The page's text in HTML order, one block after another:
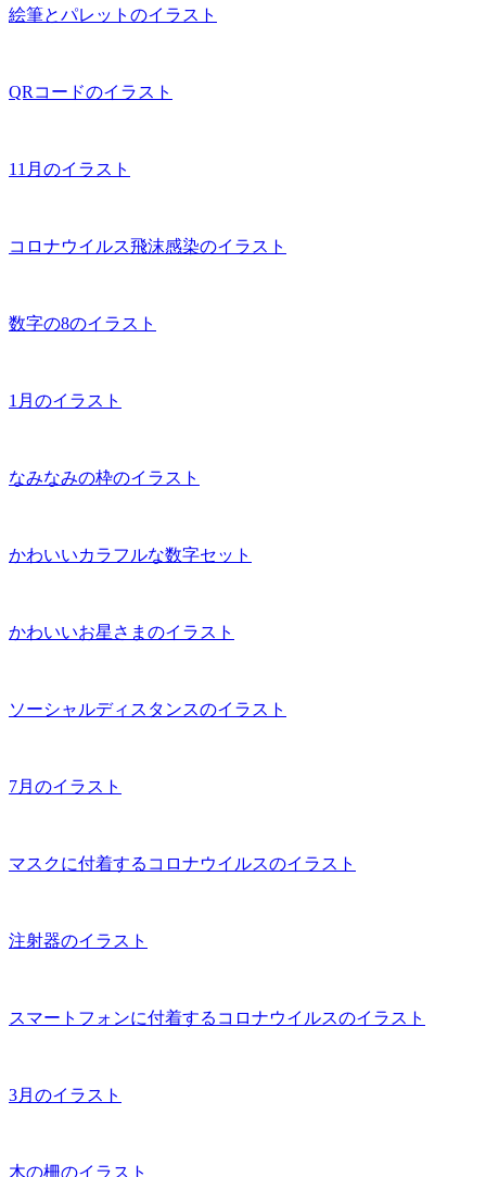
絵筆とパレットのイラスト
QRコードのイラスト
11月のイラスト
コロナウイルス飛沫感染のイラスト
数字の8のイラスト
1月のイラスト
なみなみの枠のイラスト
かわいいカラフルな数字セット
かわいいお星さまのイラスト
ソーシャルディスタンスのイラスト
7月のイラスト
マスクに付着するコロナウイルスのイラスト
注射器のイラスト
スマートフォンに付着するコロナウイルスのイラスト
3月のイラスト
木の柵のイラスト